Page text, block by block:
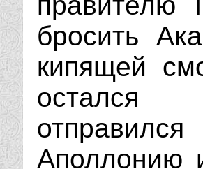
бросить
кипящей
остался
Аполлонию